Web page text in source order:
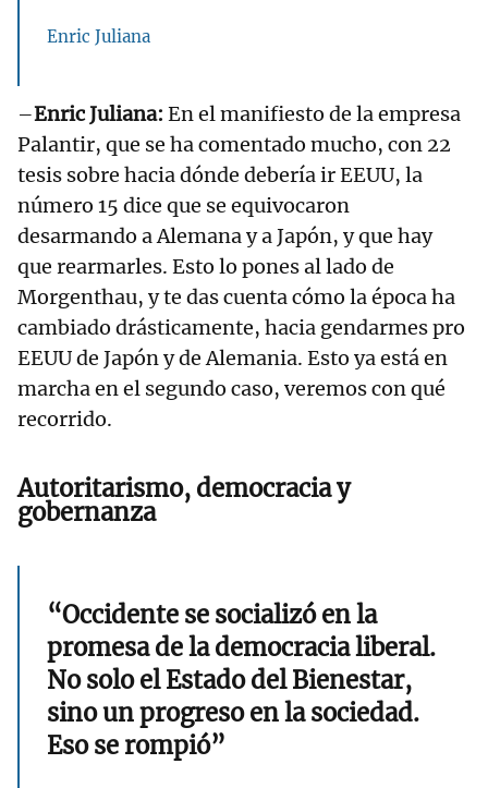
Enric Juliana
–Enric Juliana: En el manifiesto de la empresa
Palantir, que se ha comentado mucho, con 22
tesis sobre hacia dónde debería ir EEUU, la
número 15 dice que se equivocaron
desarmando a Alemana y a Japón, y que hay
que rearmarles. Esto lo pones al lado de
Morgenthau, y te das cuenta cómo la época ha
cambiado drásticamente, hacia gendarmes pro
EEUU de Japón y de Alemania. Esto ya está en
marcha en el segundo caso, veremos con qué
recorrido.
Autoritarismo, democracia y
gobernanza
“Occidente se socializó en la
promesa de la democracia liberal.
No solo el Estado del Bienestar,
sino un progreso en la sociedad.
Eso se rompió”